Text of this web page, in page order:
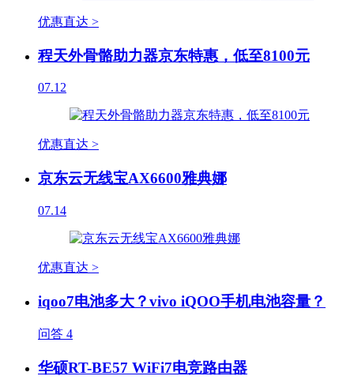
优惠直达 >
程天外骨骼助力器京东特惠，低至8100元
07.12
优惠直达 >
京东云无线宝AX6600雅典娜
07.14
优惠直达 >
iqoo7电池多大？vivo iQOO手机电池容量？
问答 4
华硕RT-BE57 WiFi7电竞路由器